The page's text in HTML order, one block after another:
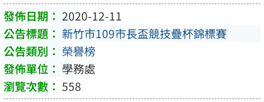
2020-12-11
新竹市109市長盃競技疊杯錦標賽
榮譽榜
學務處
558